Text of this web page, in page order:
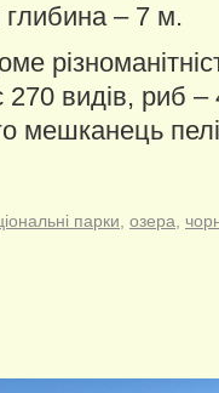
– 7 м.
270 видів, риб
мешканець
парки озера